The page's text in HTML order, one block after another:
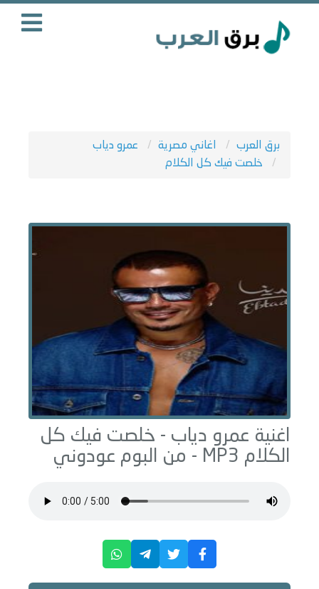
برق العرب اغاني مصرية
عمرو دياب
خلصت فيك كل الكلام
اغنية عمرو دياب - خلصت فيك كل
الكلام
عودوني